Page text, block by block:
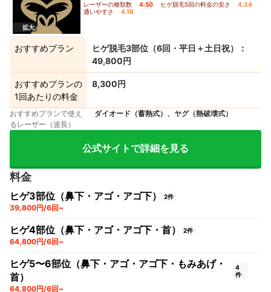
拡大
レーザーの種類数 4.50 ヒゲ脱毛5回の料金の安さ 4.34
通いやすさ 4.18
おすすめプラン
ヒゲ脱毛3部位（6回・平日＋土日祝）：
49,800円
おすすめプランの
1回あたりの料金
8,300円
おすすめプランで使え
るレーザー（波長）
ダイオード（蓄熱式）、ヤグ（熱破壊式）
公式サイトで詳細を見る
料金
ヒゲ3部位（鼻下・アゴ・アゴ下） 2件
39,800円/6回~
ヒゲ4部位（鼻下・アゴ・アゴ下・首） 2件
64,800円/6回~
ヒゲ5〜6部位（鼻下・アゴ・アゴ下・もみあげ・
首）
4
件
64,800円/6回~